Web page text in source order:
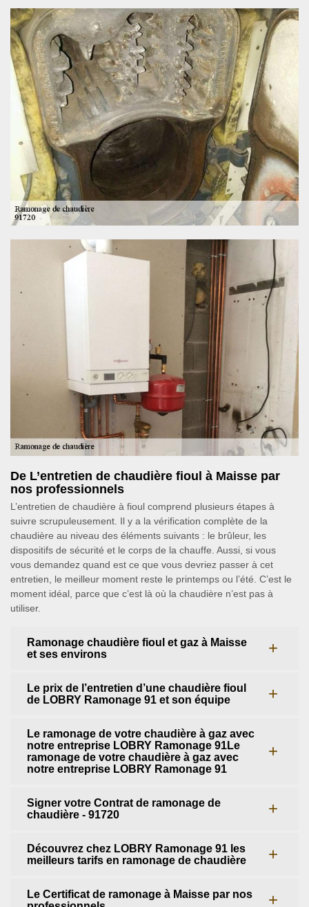
De L’entretien de chaudière fioul à Maisse par
nos professionnels
L’entretien de chaudière à fioul comprend plusieurs étapes à
suivre scrupuleusement. Il y a la vérification complète de la
chaudière au niveau des éléments suivants : le brûleur, les
dispositifs de sécurité et le corps de la chauffe. Aussi, si vous
vous demandez quand est ce que vous devriez passer à cet
entretien, le meilleur moment reste le printemps ou l’été. C’est le
moment idéal, parce que c’est là où la chaudière n’est pas à
utiliser.
Ramonage chaudière fioul et gaz à Maisse
et ses environs
Le prix de l’entretien d’une chaudière fioul
de LOBRY Ramonage 91 et son équipe
Le ramonage de votre chaudière à gaz avec
notre entreprise LOBRY Ramonage 91Le
ramonage de votre chaudière à gaz avec
notre entreprise LOBRY Ramonage 91
Signer votre Contrat de ramonage de
chaudière - 91720
Découvrez chez LOBRY Ramonage 91 les
meilleurs tarifs en ramonage de chaudière
Le Certificat de ramonage à Maisse par nos